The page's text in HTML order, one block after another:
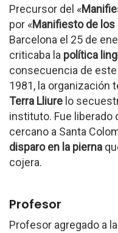
Precursor del «
por «Manifiesto de
Barcelona el 25 de
criticaba la política
consecuencia de
1981, la organización
Terra Lliure lo
instituto. Fue liberado
cercano a Santa
disparo en la pierna
cojera.
Profesor
Profesor agregado a